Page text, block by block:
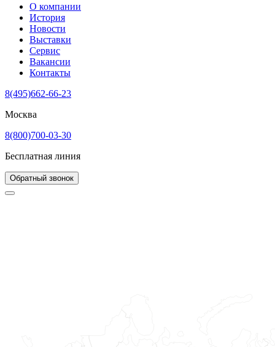
О компании
История
Новости
Выставки
Сервис
Вакансии
Контакты
8(495)662-66-23
Москва
8(800)700-03-30
Бесплатная линия
Обратный звонок